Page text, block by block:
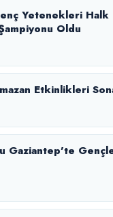
Yetenekleri Halk
Oldu
Etkinlikleri
Gaziantep’te